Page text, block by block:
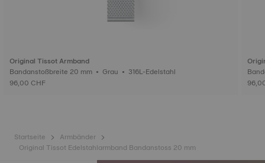
Original Tissot Armband
Bandanstoßbreite 20 mm • Grau • 316L-Edelstahl
96,00 CHF
Startseite
Armbänder
Original Tissot Edelstahlarmband Bandanstoss 20 mm